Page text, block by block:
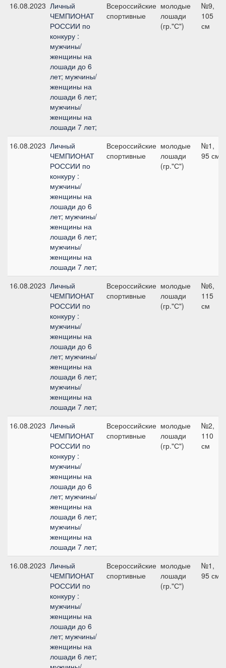
16.08.2023 Личный
ЧЕМПИОНАТ
РОССИИ по
конкуру :
мужчины/
женщины на
лошади до 6
лет; мужчины/
женщины на
лошади 6 лет;
мужчины/
женщины на
лошади 7 лет;
Всероссийские
спортивные
молодые
лошади
(гр."С")
№9,
105
см
16.08.2023 Личный
ЧЕМПИОНАТ
РОССИИ по
конкуру :
мужчины/
женщины на
лошади до 6
лет; мужчины/
женщины на
лошади 6 лет;
мужчины/
женщины на
лошади 7 лет;
Всероссийские
спортивные
молодые
лошади
(гр."С")
№1,
95 см
16.08.2023 Личный
ЧЕМПИОНАТ
РОССИИ по
конкуру :
мужчины/
женщины на
лошади до 6
лет; мужчины/
женщины на
лошади 6 лет;
мужчины/
женщины на
лошади 7 лет;
Всероссийские
спортивные
молодые
лошади
(гр."С")
№6,
115
см
16.08.2023 Личный
ЧЕМПИОНАТ
РОССИИ по
конкуру :
мужчины/
женщины на
лошади до 6
лет; мужчины/
женщины на
лошади 6 лет;
мужчины/
женщины на
лошади 7 лет;
Всероссийские
спортивные
молодые
лошади
(гр."С")
№2,
110
см
16.08.2023 Личный
ЧЕМПИОНАТ
РОССИИ по
конкуру :
мужчины/
женщины на
лошади до 6
лет; мужчины/
женщины на
лошади 6 лет;
Всероссийские
спортивные
молодые
лошади
(гр."С")
№1,
95 см